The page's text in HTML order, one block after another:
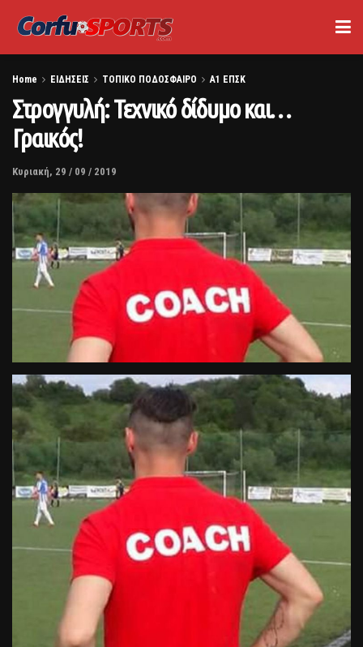
Home ΕΙΔΗΣΕΙΣ ΤΟΠΙΚΟ ΠΟΔΟΣΦΑΙΡΟ Α1 ΕΠΣΚ
Στρογγυλή: Τεχνικό δίδυμο και…
Γραικός!
Κυριακή, 29 / 09 / 2019